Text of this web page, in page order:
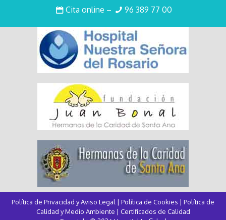
Cita online – 96 389 77 00
Intranet
Política de Privacidad y Aviso Legal | Política de Cookies | Política de
Calidad y Medio Ambiente | Certificados de Calidad